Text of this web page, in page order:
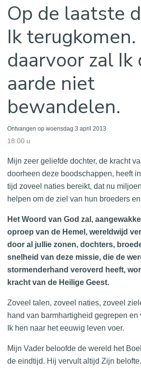
Op de laatste
Ik
daarvoor zal Ik
aarde niet
bewandelen.
Ontvangen op woensdag 3 april 2013
18.00 u
Mijn zeer geliefde dochter, de kracht
doorheen deze boodschappen, heeft
tijd zoveel naties bereikt, dat nu
helpen om de ziel van hun broeders
Het Woord van God zal,
oproep van de Hemel, wereldwijd
door al jullie zonen, dochters,
snelheid van deze missie, die de
stormenderhand veroverd heeft,
kracht van de Heilige Geest.
Zoveel talen, zoveel naties, zoveel
hand van barmhartigheid gegrepen en
Ik hen naar het eeuwig leven voer.
Mijn Vader beloofde de wereld het
de eindtijd. Hij vervult altijd Zijn